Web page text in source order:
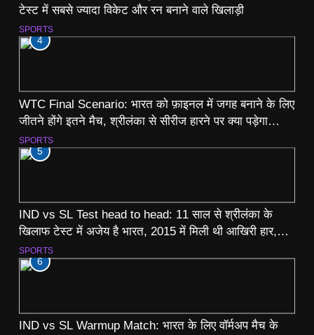
टेस्ट में सबसे ज्यादा विकेट और रन बनाने वाले खिलाड़ी
SPORTS
4
WTC Final Scenario: भारत को फ़ाइनल में जगह बनाने के लिए
जीतने होंगे इतने मैच, श्रीलंका से सीरीज हारने पर क्या पड़ेगा
असर? समझें पूरा गणित
SPORTS
5
IND vs SL Test head to head: 11 साल से श्रीलंका के
खिलाफ टेस्ट में अजेय है भारत, 2015 में मिली थी आखिरी हार,
देखें रिकॉर्ड
SPORTS
6
IND vs SL Warmup Match: भारत के लिए वॉर्मअप मैच के